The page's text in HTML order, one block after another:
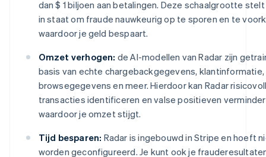
dan $ 1 biljoen aan betalingen. Deze schaalgrootte stelt
in staat om fraude nauwkeurig op te sporen en te
waardoor je geld bespaart.
Omzet verhogen: de AI-modellen van Radar zijn
basis van echte chargebackgegevens, klantinformatie,
browsegegevens en meer. Hierdoor kan Radar
transacties identificeren en valse positieven
waardoor je omzet stijgt.
Tijd besparen: Radar is ingebouwd in Stripe en hoeft
worden geconfigureerd. Je kunt ook je